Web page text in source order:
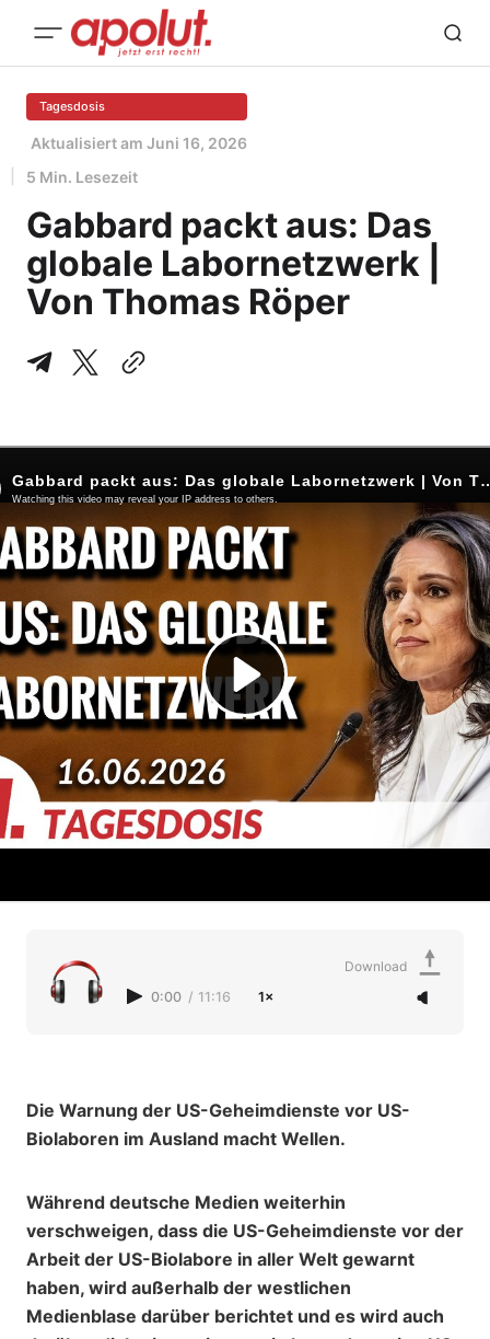
Tagesdosis
Aktualisiert am Juni 16, 2026
5 Min. Lesezeit
Gabbard packt aus: Das
globale Labornetzwerk |
Von Thomas Röper
0:00 / 11:16 1×
Download
Die Warnung der US-Geheimdienste vor US-
Biolaboren im Ausland macht Wellen.
Während deutsche Medien weiterhin
verschweigen, dass die US-Geheimdienste vor der
Arbeit der US-Biolabore in aller Welt gewarnt
haben, wird außerhalb der westlichen
Medienblase darüber berichtet und es wird auch